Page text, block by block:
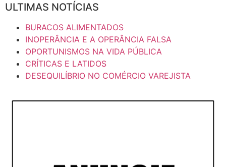
ULTIMAS NOTÍCIAS
BURACOS ALIMENTADOS
INOPERÂNCIA E A OPERÂNCIA FALSA
OPORTUNISMOS NA VIDA PÚBLICA
CRÍTICAS E LATIDOS
DESEQUILÍBRIO NO COMÉRCIO VAREJISTA